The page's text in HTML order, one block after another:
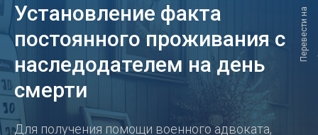
П
е
р
е
в
е
с
т
и
н
а
Установление факта
постоянного проживания с
наследодателем на день
смерти
Для получения помощи военного адвоката,